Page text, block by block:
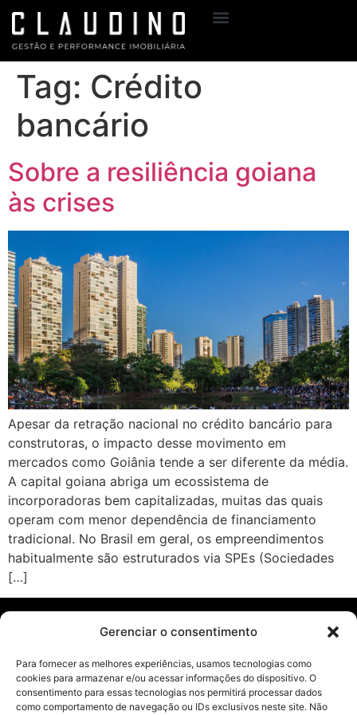
Gerenciar o consentimento
Para fornecer as melhores experiências, usamos tecnologias como
cookies para armazenar e/ou acessar informações do dispositivo. O
consentimento para essas tecnologias nos permitirá processar dados
como comportamento de navegação ou IDs exclusivos neste site. Não
Tag: Crédito
bancário
Sobre a resiliência goiana
às crises
Apesar da retração nacional no crédito bancário para
construtoras, o impacto desse movimento em
mercados como Goiânia tende a ser diferente da média.
A capital goiana abriga um ecossistema de
incorporadoras bem capitalizadas, muitas das quais
operam com menor dependência de financiamento
tradicional. No Brasil em geral, os empreendimentos
habitualmente são estruturados via SPEs (Sociedades
[…]
Páginas
Blog
Livros